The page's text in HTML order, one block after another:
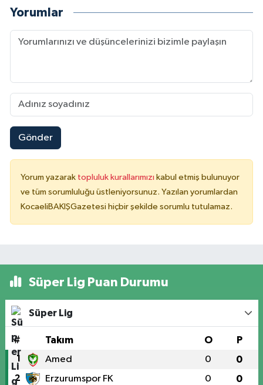
Yorumlar
Gönder
Yorum yazarak topluluk kurallarımızı kabul etmiş bulunuyor
ve tüm sorumluluğu üstleniyorsunuz. Yazılan yorumlardan
KocaeliBAKIŞGazetesi hiçbir şekilde sorumlu tutulamaz.
Süper Lig Puan Durumu
Süper Lig
# Takım O P
1 Amed 0 0
2 Erzurumspor FK 0 0